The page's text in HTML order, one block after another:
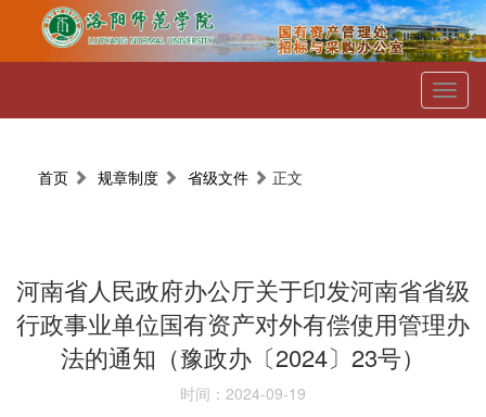
首页 规章制度 省级文件 正文
河南省人民政府办公厅关于印发河南省省级
行政事业单位国有资产对外有偿使用管理办
法的通知（豫政办〔2024〕23号）
时间：2024-09-19